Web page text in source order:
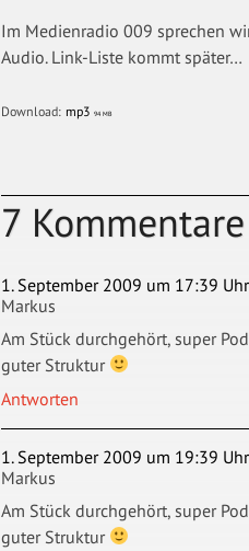
Im Medienradio 009 sprechen
Audio. Link-Liste kommt später…
Download: mp3 94 MB
7 Kommentare
1. September 2009 um 17:39 Uhr
Markus
Am Stück durchgehört, super
guter Struktur
Antworten
1. September 2009 um 19:39 Uhr
Markus
Am Stück durchgehört, super
guter Struktur